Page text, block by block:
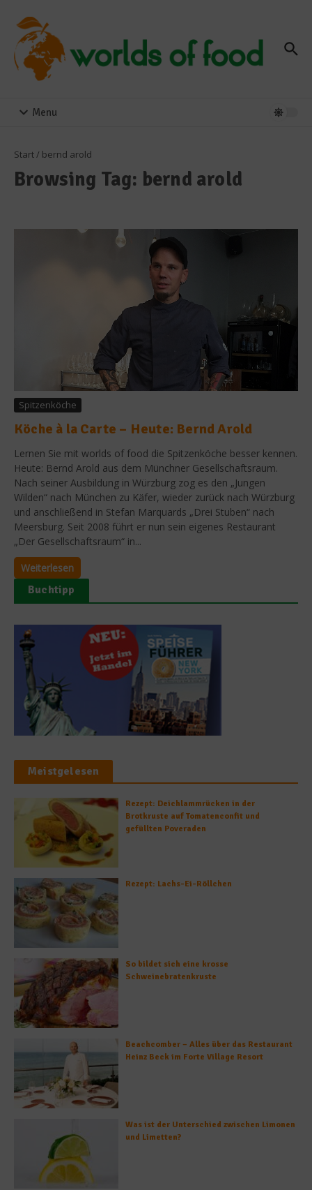
Menu
Start/ bernd arold
Browsing Tag: bernd arold
Spitzenköche
Köche à la Carte – Heute: Bernd Arold
Lernen Sie mit worlds of food die Spitzenköche besser kennen.
Heute: Bernd Arold aus dem Münchner Gesellschaftsraum.
Nach seiner Ausbildung in Würzburg zog es den „Jungen
Wilden“ nach München zu Käfer, wieder zurück nach Würzburg
und anschließend in Stefan Marquards „Drei Stuben“ nach
Meersburg. Seit 2008 führt er nun sein eigenes Restaurant
„Der Gesellschaftsraum“ in...
Weiterlesen
Buchtipp
Meistgelesen
Rezept: Deichlammrücken in der
Brotkruste auf Tomatenconfit und
gefüllten Poveraden
Rezept: Lachs-Ei-Röllchen
So bildet sich eine krosse
Schweinebratenkruste
Beachcomber – Alles über das Restaurant
Heinz Beck im Forte Village Resort
Was ist der Unterschied zwischen Limonen
und Limetten?